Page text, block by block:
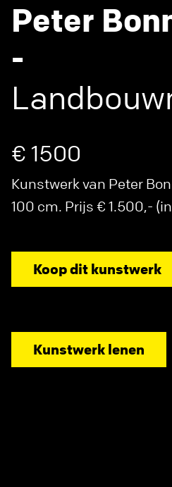
Peter
-
€ 1500
Kunstwerk van Peter
100 cm. Prijs € 1.500,-
Koop dit kunstwerk
Kunstwerk lenen